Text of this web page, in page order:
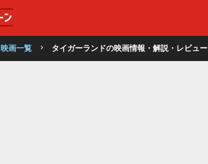
映画一覧 タイガーランドの映画情報・解説・レビュー